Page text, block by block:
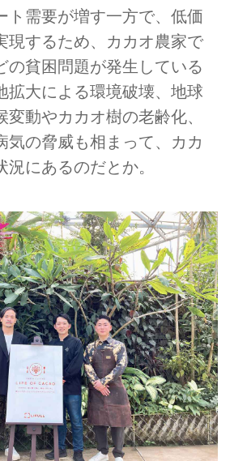
ト需要が増す一方で、低価
現するため、カカオ農家で
の貧困問題が発生している
拡大による環境破壊、地球
動やカカオ樹の老齢化、
気の脅威も相まって、カカ
にあるのだとか。